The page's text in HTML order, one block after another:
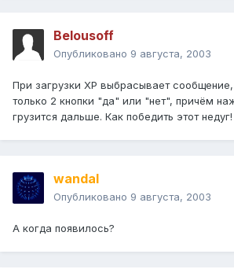
Belousoff
Опубликовано 9 августа, 2003
При загрузки ХР выбрасывает сообщение,
только 2 кнопки "да" или "нет", причём
грузится дальше. Как победить этот
wandal
Опубликовано 9 августа, 2003
А когда появилось?